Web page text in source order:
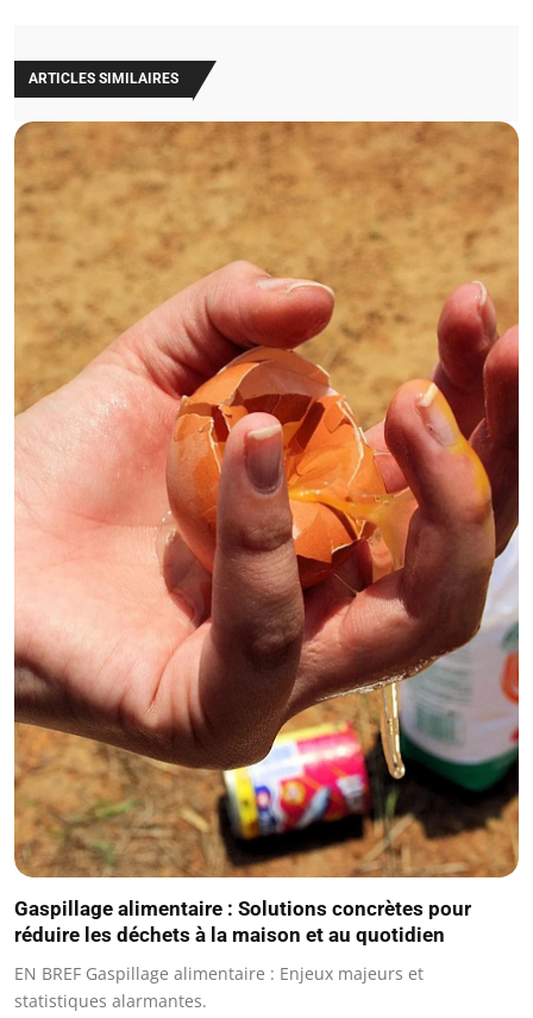
ARTICLES SIMILAIRES
Gaspillage alimentaire : Solutions concrètes pour
réduire les déchets à la maison et au quotidien
EN BREF Gaspillage alimentaire : Enjeux majeurs et
statistiques alarmantes.